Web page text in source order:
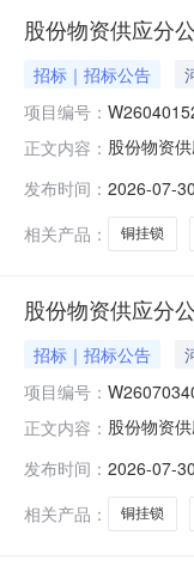
股份物资供应分
招标｜招标公告
项目编号：
正文内容： 股份物资
发布时间： 2026-07-
相关产品：
铜挂锁
股份物资供应分
招标｜招标公告
项目编号：
正文内容： 股份物资
发布时间： 2026-07-
相关产品：
铜挂锁